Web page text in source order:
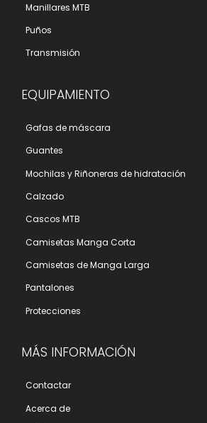
Manillares MTB
Puños
Transmisión
EQUIPAMIENTO
Gafas de máscara
Guantes
Mochilas y Riñoneras de hidratación
Calzado
Cascos MTB
Camisetas Manga Corta
Camisetas de Manga Larga
Pantalones
Protecciones
MÁS INFORMACIÓN
Contactar
Acerca de